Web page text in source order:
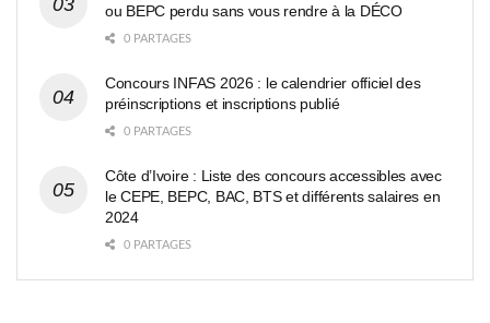
ou BEPC perdu sans vous rendre à la DÉCO
0 PARTAGES
Concours INFAS 2026 : le calendrier officiel des
préinscriptions et inscriptions publié
0 PARTAGES
Côte d’Ivoire : Liste des concours accessibles avec
le CEPE, BEPC, BAC, BTS et différents salaires en
2024
0 PARTAGES